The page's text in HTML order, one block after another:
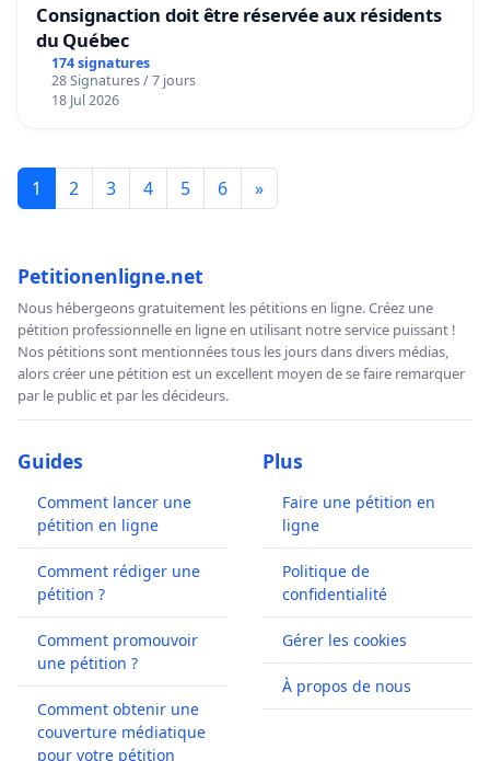
Consignaction doit être réservée aux résidents
du Québec
174 signatures
28 Signatures / 7 jours
18 Jul 2026
1 2 3 4 5 6 »
Petitionenligne.net
Nous hébergeons gratuitement les pétitions en ligne. Créez une
pétition professionnelle en ligne en utilisant notre service puissant !
Nos pétitions sont mentionnées tous les jours dans divers médias,
alors créer une pétition est un excellent moyen de se faire remarquer
par le public et par les décideurs.
Guides
Comment lancer une
pétition en ligne
Comment rédiger une
pétition ?
Comment promouvoir
une pétition ?
Comment obtenir une
couverture médiatique
pour votre pétition
Plus
Faire une pétition en
ligne
Politique de
confidentialité
Gérer les cookies
À propos de nous